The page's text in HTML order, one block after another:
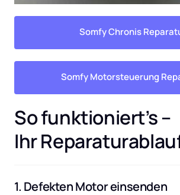
Somfy Chronis
Somfy Motorsteuerung
So funktioniert’s –
Ihr
1. Defekten Motor einsenden